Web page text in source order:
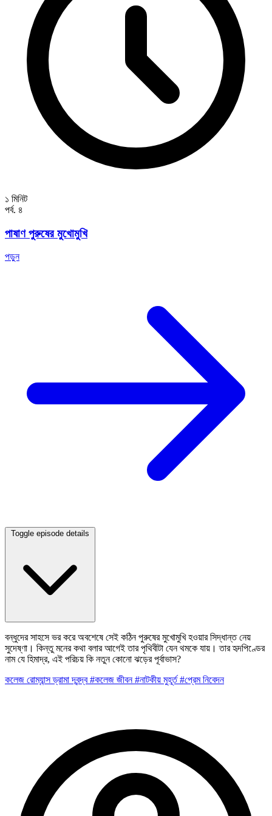
১ মিনিট
পর্ব. ৪
পাষাণ পুরুষের মুখোমুখি
পড়ুন
Toggle episode details
বন্ধুদের সাহসে ভর করে অবশেষে সেই কঠিন পুরুষের মুখোমুখি হওয়ার সিদ্ধান্ত নেয়
সুদেষ্ণা। কিন্তু মনের কথা বলার আগেই তার পৃথিবীটা যেন থমকে যায়। তার হৃদপিণ্ডের
নাম যে হিমাদ্র, এই পরিচয় কি নতুন কোনো ঝড়ের পূর্বাভাস?
কলেজ রোম্যান্সড্রামাদ্বন্দ্ব#কলেজ জীবন#নাটকীয় মুহূর্ত#প্রেম নিবেদন